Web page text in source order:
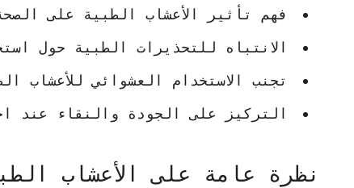
فهم
تأثير الأعشاب الطبية على
الانتباه للتحذيرات الطبية حول
تجنب الاستخدام العشوائي للأعشاب
التركيز على الجودة والنقاء عند
نظرة عامة على الأعشاب